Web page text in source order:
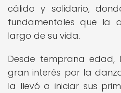
cálido y solidario,
fundamentales que la
largo de su vida.
Desde temprana edad,
gran interés por la
la llevó a iniciar sus